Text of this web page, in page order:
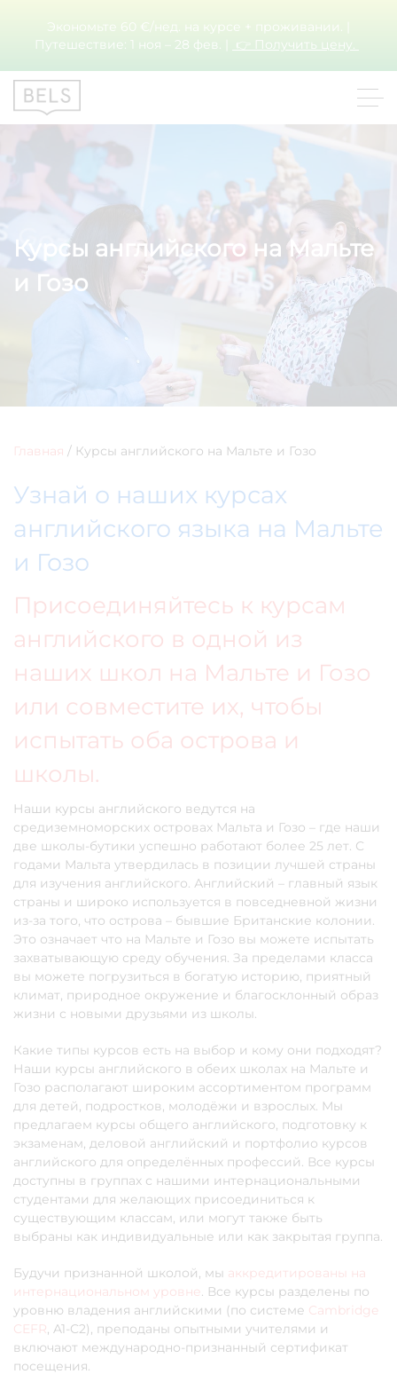
Экономьте 60 €/нед. на курсе + проживании. |
Путешествие: 1 ноя – 28 фев. |
👉 Получить цену.
Курсы английского на Мальте
и Гозо
Главная / Курсы английского на Мальте и Гозо
Узнай о наших курсах
английского языка на Мальте
и Гозо
Присоединяйтесь к курсам
английского в одной из
наших школ на Мальте и Гозо
или совместите их, чтобы
испытать оба острова и
школы.
Наши курсы английского ведутся на
средиземноморских островах Мальта и Гозо – где наши
две школы-бутики успешно работают более 25 лет. С
годами Мальта утвердилась в позиции лучшей страны
для изучения английского. Английский – главный язык
страны и широко используется в повседневной жизни
из-за того, что острова – бывшие Британские колонии.
Это означает что на Мальте и Гозо вы можете испытать
захватывающую среду обучения. За пределами класса
вы можете погрузиться в богатую историю, приятный
климат, природное окружение и благосклонный образ
жизни с новыми друзьями из школы.
Какие типы курсов есть на выбор и кому они подходят?
Наши курсы английского в обеих школах на Мальте и
Гозо располагают широким ассортиментом программ
для детей, подростков, молодёжи и взрослых. Мы
предлагаем курсы общего английского, подготовку к
экзаменам, деловой английский и портфолио курсов
английского для определённых профессий. Все курсы
доступны в группах с нашими интернациональными
студентами для желающих присоединиться к
существующим классам, или могут также быть
выбраны как индивидуальные или как закрытая группа.
Будучи признанной школой, мы аккредитированы на
интернациональном уровне. Все курсы разделены по
уровню владения английскими (по системе Cambridge
CEFR, A1-C2), преподаны опытными учителями и
включают международно-признанный сертификат
посещения.